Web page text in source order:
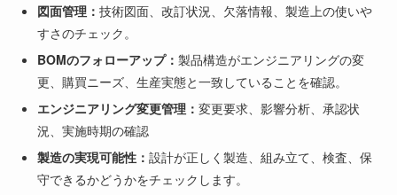
図面管理：技術図面、改訂状況、欠落情報、製造上の使いや
すさのチェック。
BOMのフォローアップ：製品構造がエンジニアリングの変
更、購買ニーズ、生産実態と一致していることを確認。
エンジニアリング変更管理：変更要求、影響分析、承認状
況、実施時期の確認
製造の実現可能性：設計が正しく製造、組み立て、検査、保
守できるかどうかをチェックします。